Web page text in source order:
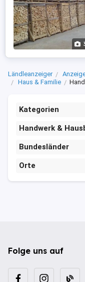
Ländleanzeiger
Haus & Familie
Kategorien
Handwerk &
Bundesländer
Orte
Folge uns auf